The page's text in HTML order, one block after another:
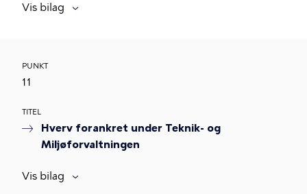
Vis bilag
PUNKT
11
TITEL
Hverv forankret under Teknik- og
Miljøforvaltningen
Vis bilag